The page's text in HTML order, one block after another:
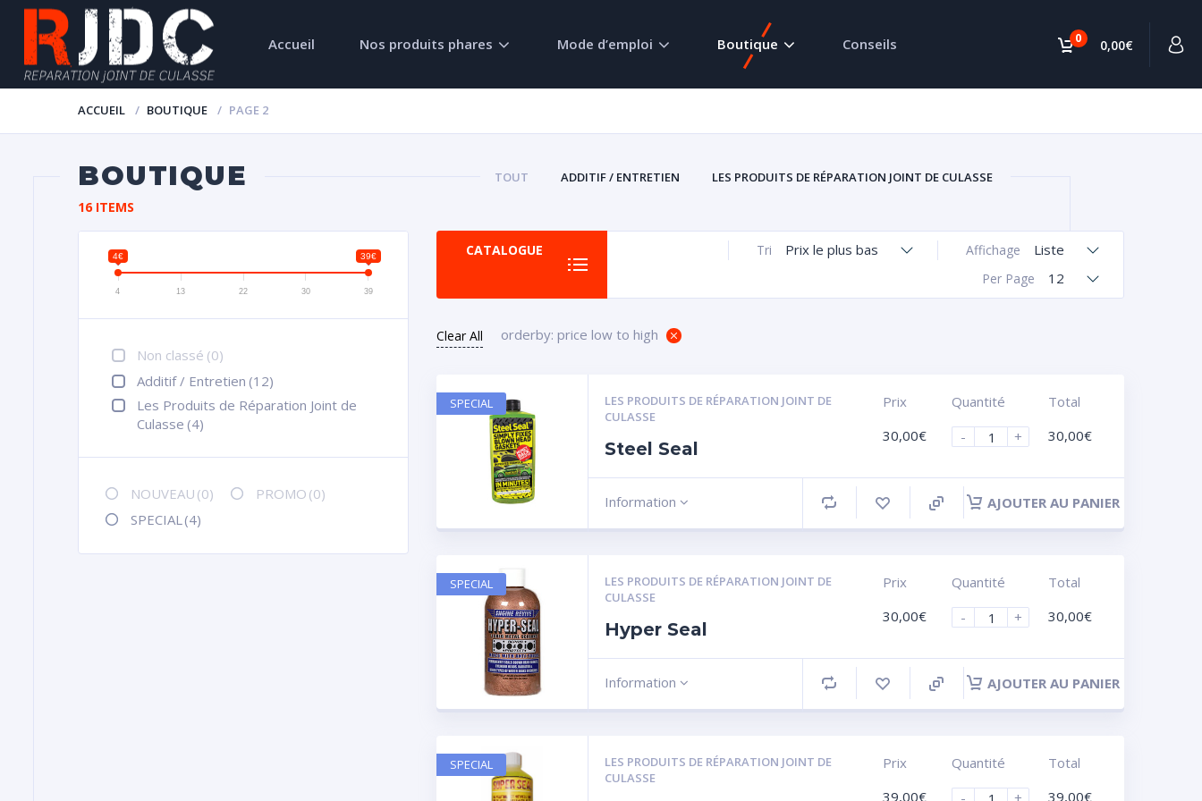
0 0,00€
Accueil Nos produits phares Mode d’emploi Boutique Conseils
ACCUEIL BOUTIQUE PAGE 2
BOUTIQUE TOUT ADDITIF / ENTRETIEN LES PRODUITS DE RÉPARATION JOINT DE CULASSE
16 ITEMS
4€ 39€
4 13 22 30 39
Non classé (0)
Additif / Entretien (12)
Les Produits de Réparation Joint de
Culasse (4)
NOUVEAU (0) PROMO (0)
SPECIAL (4)
CATALOGUE Affichage Liste
Tri Prix le plus bas
Per Page 12
Clear All orderby: price low to high
LES PRODUITS DE RÉPARATION JOINT DE
CULASSE
Steel Seal
Prix
30,00€
Quantité
-
+
Total
30,00€
Information AJOUTER AU PANIER
SPECIAL
LES PRODUITS DE RÉPARATION JOINT DE
CULASSE
Hyper Seal
Prix
30,00€
Quantité
-
+
Total
30,00€
Information AJOUTER AU PANIER
SPECIAL
LES PRODUITS DE RÉPARATION JOINT DE
CULASSE
Prix
39,00€
Quantité
-
+
Total
39,00€
SPECIAL